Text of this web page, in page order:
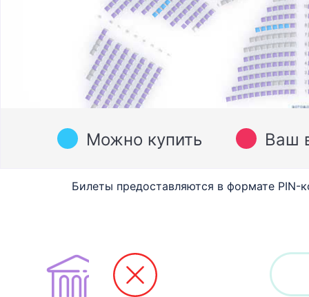
Можно купить Ваш
Билеты предоставляются в формате PIN-